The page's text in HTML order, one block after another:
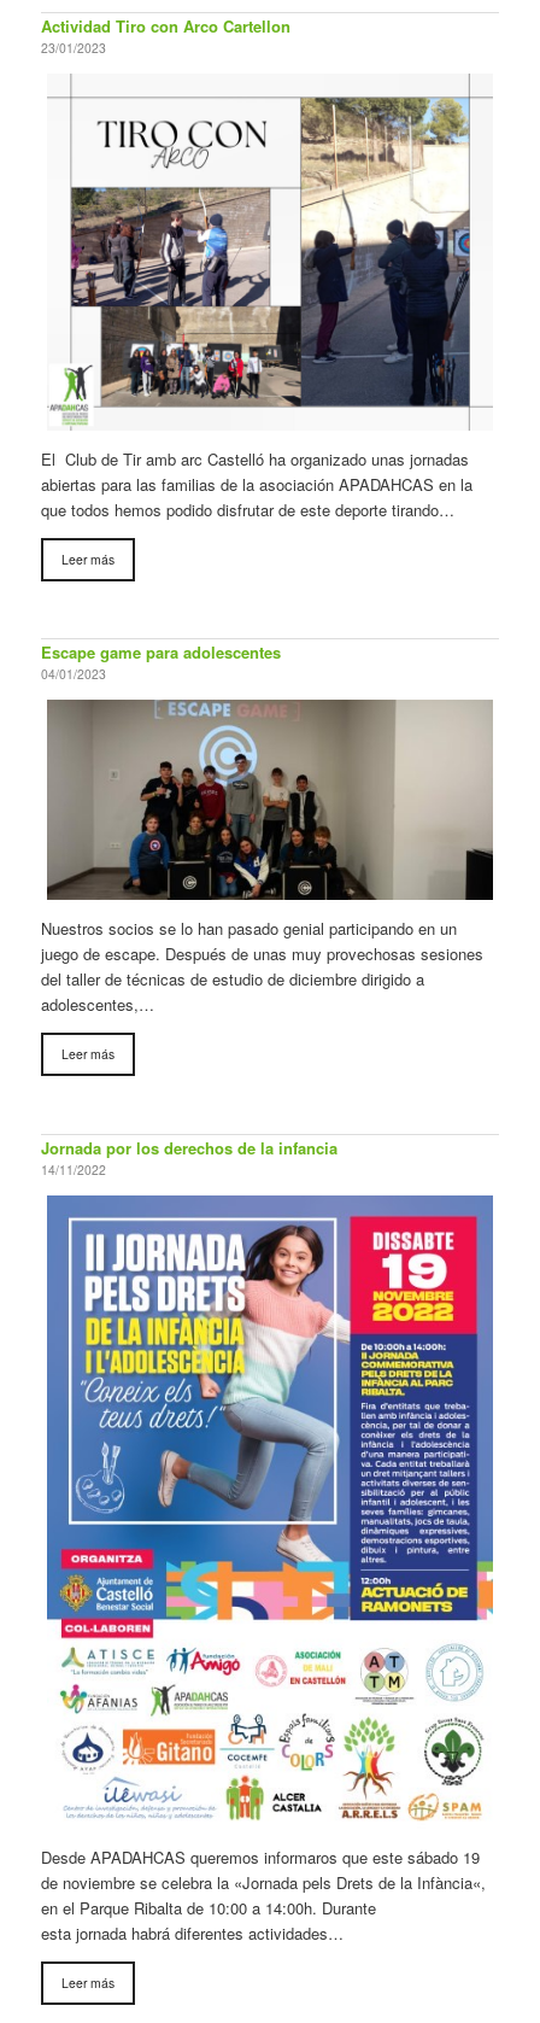
Actividad Tiro con Arco Cartellon
23/01/2023
El Club de Tir amb arc Castelló ha organizado unas jornadas
abiertas para las familias de la asociación APADAHCAS en la
que todos hemos podido disfrutar de este deporte tirando…
Leer más
Escape game para adolescentes
04/01/2023
Nuestros socios se lo han pasado genial participando en un
juego de escape. Después de unas muy provechosas sesiones
del taller de técnicas de estudio de diciembre dirigido a
adolescentes,…
Leer más
Jornada por los derechos de la infancia
14/11/2022
Desde APADAHCAS queremos informaros que este sábado 19
de noviembre se celebra la «Jornada pels Drets de la Infància«,
en el Parque Ribalta de 10:00 a 14:00h. Durante
esta jornada habrá diferentes actividades…
Leer más